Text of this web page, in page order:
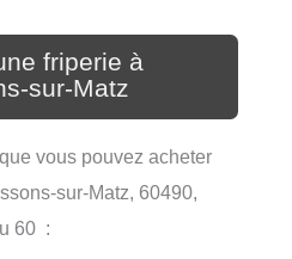
friperie à
sur-Matz
vous pouvez acheter
sur-Matz, 60490,
60 :